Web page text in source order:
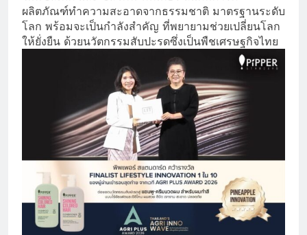
ผลิตภัณฑ์ทำความสะอาดจากธรรมชาติ มาตรฐานระดับ
โลก พร้อมจะเป็นกำลังสำคัญ ที่พยายามช่วยเปลี่ยนโลก
ให้ยั่งยืน ด้วยนวัตกรรมสับปะรดซึ่งเป็นพืชเศรษฐกิจไทย